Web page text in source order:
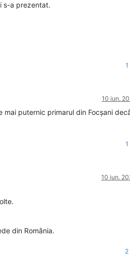
s-a prezentat.
1
10 iun.
puternic primarul din Focșani
1
10 iun.
din România.
2